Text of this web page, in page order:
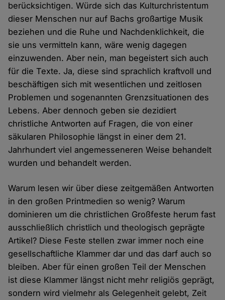
berücksichtigen. Würde sich das Kulturchristentum
dieser Menschen nur auf Bachs großartige Musik
beziehen und die Ruhe und Nachdenklichkeit, die
sie uns vermitteln kann, wäre wenig dagegen
einzuwenden. Aber nein, man begeistert sich auch
für die Texte. Ja, diese sind sprachlich kraftvoll und
beschäftigen sich mit wesentlichen und zeitlosen
Problemen und sogenannten Grenzsituationen des
Lebens. Aber dennoch geben sie dezidiert
christliche Antworten auf Fragen, die von einer
säkularen Philosophie längst in einer dem 21.
Jahrhundert viel angemesseneren Weise behandelt
wurden und behandelt werden.
Warum lesen wir über diese zeitgemäßen Antworten
in den großen Printmedien so wenig? Warum
dominieren um die christlichen Großfeste herum fast
ausschließlich christlich und theologisch geprägte
Artikel? Diese Feste stellen zwar immer noch eine
gesellschaftliche Klammer dar und das darf auch so
bleiben. Aber für einen großen Teil der Menschen
ist diese Klammer längst nicht mehr religiös geprägt,
sondern wird vielmehr als Gelegenheit gelebt, Zeit